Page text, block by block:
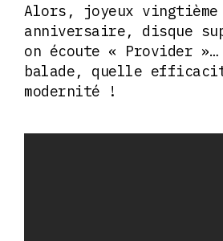
Alors, joyeux vingtième
anniversaire, disque
on écoute « Provider
balade, quelle
modernité !